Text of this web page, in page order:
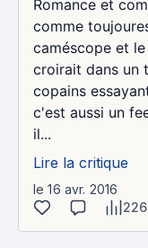
Romance et
comme
caméscope et
croirait dans un
copains
c'est aussi un
il...
Lire la critique
le 16 avr. 2016
226